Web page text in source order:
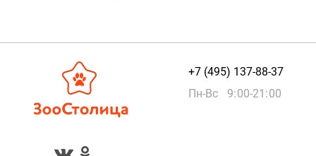
+7 (495) 137-88-37
Пн-Вс 9:00-21:00